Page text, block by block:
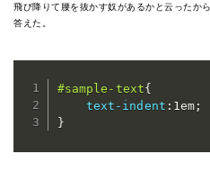
飛び降りて腰を抜かす奴があるかと云ったか
答えた。
#sample-text{
text-indent : 1em ;
}